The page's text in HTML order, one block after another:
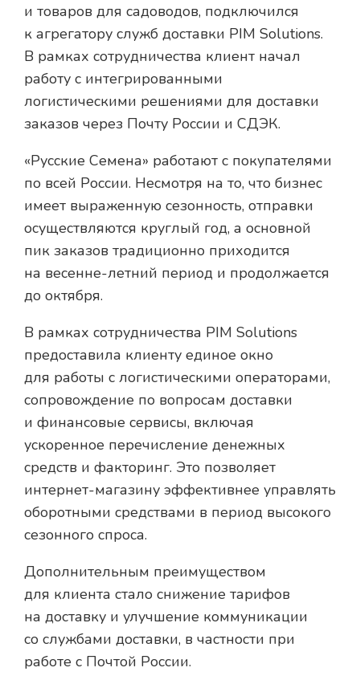
и товаров для садоводов, подключился
к агрегатору служб доставки PIM Solutions.
В рамках сотрудничества клиент начал
работу с интегрированными
логистическими решениями для доставки
заказов через Почту России и СДЭК.
«Русские Семена» работают с покупателями
по всей России. Несмотря на то, что бизнес
имеет выраженную сезонность, отправки
осуществляются круглый год, а основной
пик заказов традиционно приходится
на весенне-летний период и продолжается
до октября.
В рамках сотрудничества PIM Solutions
предоставила клиенту единое окно
для работы с логистическими операторами,
сопровождение по вопросам доставки
и финансовые сервисы, включая
ускоренное перечисление денежных
средств и факторинг. Это позволяет
интернет-магазину эффективнее управлять
оборотными средствами в период высокого
сезонного спроса.
Дополнительным преимуществом
для клиента стало снижение тарифов
на доставку и улучшение коммуникации
со службами доставки, в частности при
работе с Почтой России.